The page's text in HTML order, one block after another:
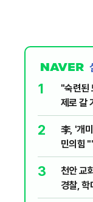
1
"숙련된
제로 갈
2
李, '개
민의힘
3
천안 교
경찰, 학